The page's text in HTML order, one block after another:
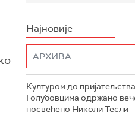
Најновије
Културом до
Голубовцима одржано
посвећено Николи Тесли